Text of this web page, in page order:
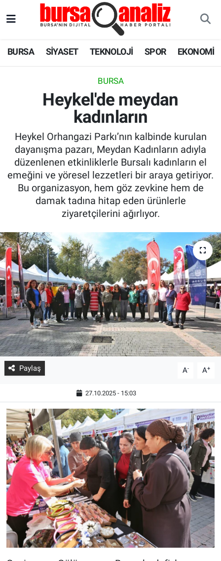
BURSA SİYASET TEKNOLOJİ SPOR EKONOMİ
BURSA
Heykel'de meydan
kadınların
Heykel Orhangazi Parkı’nın kalbinde kurulan
dayanışma pazarı, Meydan Kadınların adıyla
düzenlenen etkinliklerle Bursalı kadınların el
emeğini ve yöresel lezzetleri bir araya getiriyor.
Bu organizasyon, hem göz zevkine hem de
damak tadına hitap eden ürünlerle
ziyaretçilerini ağırlıyor.
Paylaş A- A+
27.10.2025 - 15:03
EKONOMİ
SAĞLIK
ASTROLOJİ
Süper Lig Puan Durumu ve Fikstür
Tüm Manşetler
Son Dakika Haberleri
Haber Arşivi